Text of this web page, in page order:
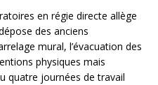
en régie directe allège
des anciens
mural, l’évacuation des
physiques mais
quatre journées de travail